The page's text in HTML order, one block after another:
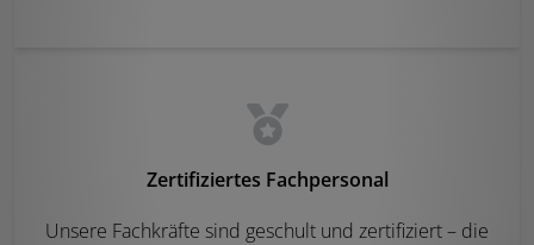
Zertifiziertes Fachpersonal
Unsere Fachkräfte sind geschult und zertifiziert – die